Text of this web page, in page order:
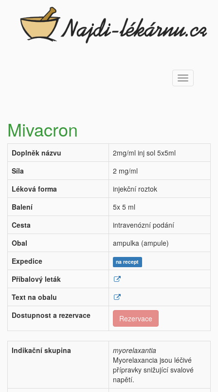
Toggle
navigation
Mivacron
Doplněk názvu
2mg/ml inj sol 5x5ml
Síla
2 mg/ml
Léková forma
injekční roztok
Balení
5x 5 ml
Cesta
intravenózní podání
Obal
ampulka (ampule)
Expedice
na recept
Příbalový leták
Text na obalu
Dostupnost a rezervace
Rezervace
Indikační skupina
myorelaxantia
Myorelaxancia jsou léčivé
přípravky snižující svalové
napětí.